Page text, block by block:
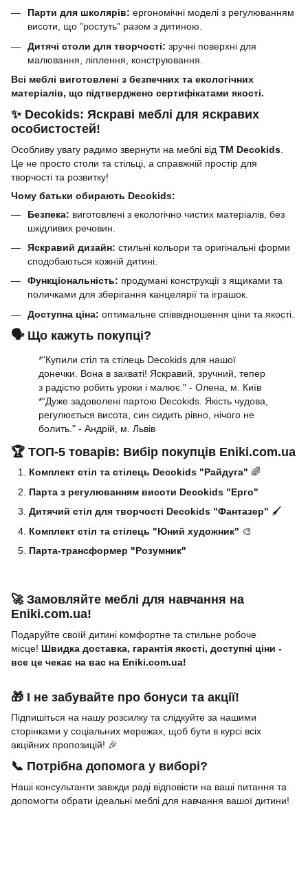
Парти для школярів: ергономічні моделі з регулюванням
висоти, що "ростуть" разом з дитиною.
Дитячі столи для творчості: зручні поверхні для
малювання, ліплення, конструювання.
Всі меблі виготовлені з безпечних та екологічних
матеріалів, що підтверджено сертифікатами якості.
✨ Decokids: Яскраві меблі для яскравих
особистостей!
Особливу увагу радимо звернути на меблі від ТМ Decokids
Це не просто столи та стільці, а справжній простір для
творчості та розвитку!
Чому батьки обирають Decokids:
Безпека: виготовлені з екологічно чистих матеріалів, без
шкідливих речовин.
Яскравий дизайн: стильні кольори та оригінальні форми
сподобаються кожній дитині.
Функціональність: продумані конструкції з ящиками та
поличками для зберігання канцелярії та іграшок.
Доступна ціна: оптимальне співвідношення ціни та якості.
🗣️ Що кажуть покупці?
*“Купили стіл та стілець Decokids для нашої
донечки. Вона в захваті! Яскравий, зручний, тепер
з радістю робить уроки і малює." - Олена, м. Київ
*“Дуже задоволені партою Decokids. Якість чудова,
регулюється висота, син сидить рівно, нічого не
болить." - Андрій, м. Львів
🏆 ТОП-5 товарів: Вибір покупців Eniki.com.ua
Комплект стіл та стілець Decokids "Райдуга" 🌈
Парта з регулюванням висоти Decokids "Ерго"
Дитячий стіл для творчості Decokids "Фантазер" 🖌️
Комплект стіл та стілець "Юний художник" 🎨
Парта-трансформер "Розумник"
🚀 Замовляйте меблі для навчання на
Eniki.com.ua!
Подаруйте своїй дитині комфортне та стильне робоче
місце! Швидка доставка, гарантія якості, доступні ціни -
все це чекає на вас на Eniki.com.ua!
🎁 І не забувайте про бонуси та акції!
Підпишіться на нашу розсилку та слідкуйте за нашими
сторінками у соціальних мережах, щоб бути в курсі всіх
акційних пропозицій! 🎉
📞 Потрібна допомога у виборі?
Наші консультанти завжди раді відповісти на ваші питання та
допомогти обрати ідеальні меблі для навчання вашої дитини!